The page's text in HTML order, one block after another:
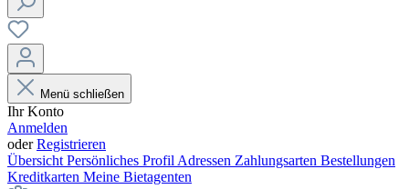
Menü schließen
Ihr Konto
Anmelden
oderRegistrieren
Übersicht Persönliches Profil Adressen Zahlungsarten Bestellungen
Kreditkarten Meine Bietagenten